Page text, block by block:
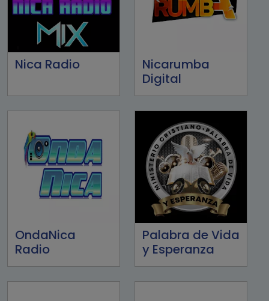
Nica Radio
Nicarumba
Digital
OndaNica
Radio
Palabra de Vida
y Esperanza